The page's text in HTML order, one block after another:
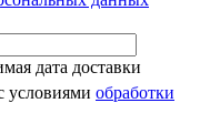
дата доставки
условиями обработки